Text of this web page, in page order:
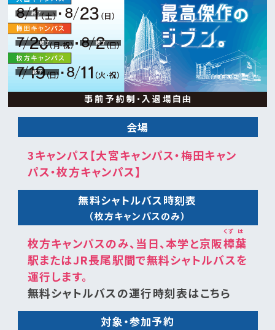
会場
3キャンパス【大宮キャンパス・梅田キャン
パス・枚方キャンパス】
無料シャトルバス時刻表
（枚方キャンパスのみ）
枚方キャンパスのみ、当日、本学と京阪樟
くず
葉
は
駅またはJR長尾駅間で無料シャトルバスを
運行します。
無料シャトルバスの運行時刻表はこちら
対象・参加予約